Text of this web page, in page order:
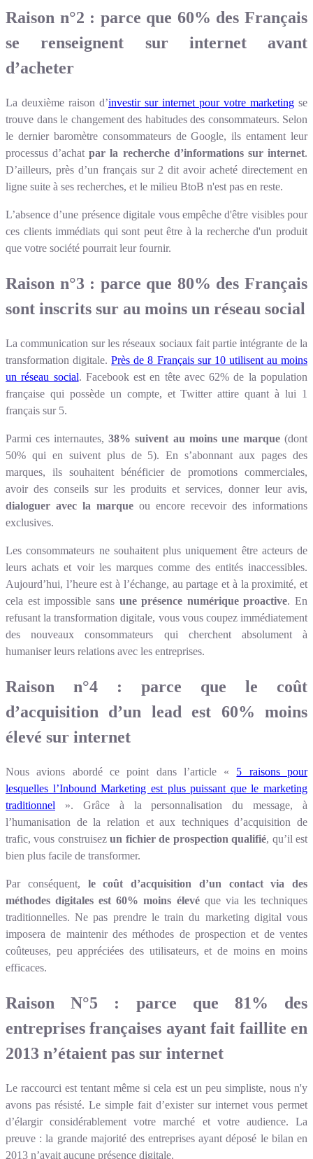
Raison n°2 : parce que 60% des Français
se renseignent sur internet avant
d’acheter
La deuxième raison d’investir sur internet pour votre marketing se
trouve dans le changement des habitudes des consommateurs. Selon
le dernier baromètre consommateurs de Google, ils entament leur
processus d’achatpar la recherche d’informations sur internet.
D’ailleurs, près d’un français sur 2 dit avoir acheté directement en
ligne suite à ses recherches, et le milieu BtoB n'est pas en reste.
L’absence d’une présence digitale vous empêche d'être visibles pour
ces clients immédiats qui sont peut être à la recherche d'un produit
que votre société pourrait leur fournir.
Raison n°3 : parce que 80% des Français
sont inscrits sur au moins un réseau social
La communication sur les réseaux sociaux fait partie intégrante de la
transformation digitale.Près de 8 Français sur 10 utilisent au moins
un réseau social. Facebook est en tête avec 62% de la population
française qui possède un compte, et Twitter attire quant à lui 1
français sur 5.
Parmi ces internautes,38% suivent au moins une marque(dont
50% qui en suivent plus de 5). En s’abonnant aux pages des
marques, ils souhaitent bénéficier de promotions commerciales,
avoir des conseils sur les produits et services, donner leur avis,
dialoguer avec la marque ou encore recevoir des informations
exclusives.
Les consommateurs ne souhaitent plus uniquement être acteurs de
leurs achats et voir les marques comme des entités inaccessibles.
Aujourd’hui, l’heure est à l’échange, au partage et à la proximité, et
cela est impossible sans une présence numérique proactive. En
refusant la transformation digitale, vous vous coupez immédiatement
des nouveaux consommateurs qui cherchent absolument à
humaniser leurs relations avec les entreprises.
Raison n°4 : parce que le coût
d’acquisition d’un lead est 60% moins
élevé sur internet
Nous avions abordé ce point dans l’article « 5 raisons pour
lesquelles l’Inbound Marketing est plus puissant que le marketing
traditionnel ». Grâce à la personnalisation du message, à
l’humanisation de la relation et aux techniques d’acquisition de
trafic, vous construisezun fichier de prospection qualifié, qu’il est
bien plus facile de transformer.
Par conséquent, le coût d’acquisition d’un contact via des
méthodes digitales est 60% moins élevéque via les techniques
traditionnelles. Ne pas prendre le train du marketing digital vous
imposera de maintenir des méthodes de prospection et de ventes
coûteuses, peu appréciées des utilisateurs, et de moins en moins
efficaces.
Raison N°5 : parce que 81% des
entreprises françaises ayant fait faillite en
2013 n’étaient pas sur internet
Le raccourci est tentant même si cela est un peu simpliste, nous n'y
avons pas résisté. Le simple fait d’exister sur internet vous permet
d’élargir considérablement votre marché et votre audience. La
preuve : la grande majorité des entreprises ayant déposé le bilan en
2013 n’avait aucune présence digitale.